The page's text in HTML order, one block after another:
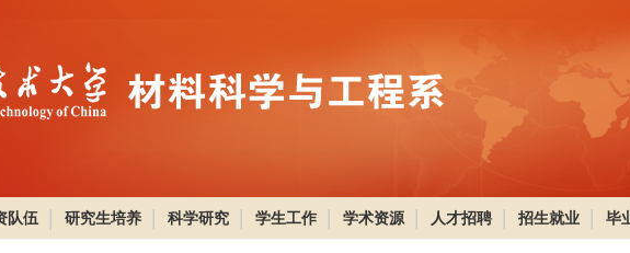
队伍 研究生培养 科学研究 学生工作 学术资源 人才招聘 招生就业 毕